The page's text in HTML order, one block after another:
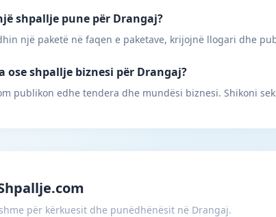
shpallje pune për Drangaj?
një paketë në faqen e paketave, krijojnë llogari dhe
ose shpallje biznesi për Drangaj?
publikon edhe tendera dhe mundësi biznesi. Shikoni
për kërkuesit dhe punëdhënësit në Drangaj.